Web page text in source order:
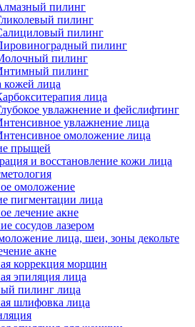
пилинг
пилинг
пилинг
пилинг
пилинг
пилинг
кожей лица
лица
увлажнение и фейслифтинг
увлажнение лица
омоложение лица
прыщей
и восстановление кожи лица
омоложение
пигментации лица
лечение акне
сосудов лазером
лица, шеи, зоны декольте
акне
коррекция морщин
эпиляция лица
пилинг лица
шлифовка лица